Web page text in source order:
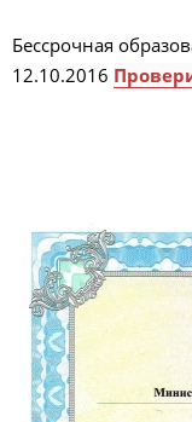
Бессрочная
12.10.2016